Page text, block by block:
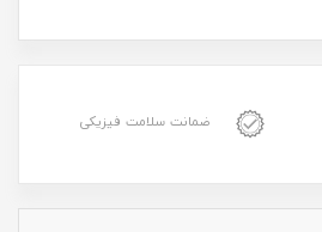
ضمانت سلامت فیزیکی